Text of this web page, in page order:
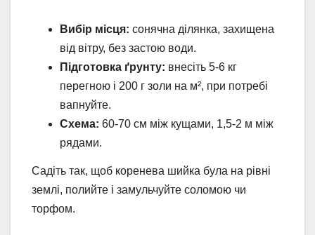
Вибір місця: сонячна ділянка, захищена
від вітру, без застою води.
Підготовка ґрунту: внесіть 5-6 кг
перегною і 200 г золи на м², при потребі
вапнуйте.
Схема: 60-70 см між кущами, 1,5-2 м між
рядами.
Садіть так, щоб коренева шийка була на рівні
землі, полийте і замульчуйте соломою чи
торфом.